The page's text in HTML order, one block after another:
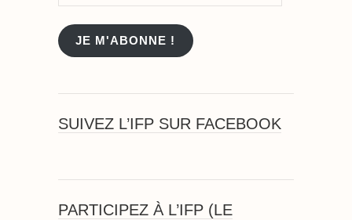
e-
mail
JE M'ABONNE !
SUIVEZ L’IFP SUR FACEBOOK
PARTICIPEZ À L’IFP (LE